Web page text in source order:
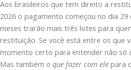
Aos brasileiros que tem direito a
2026 o pagamento começou no dia
meses trarão mais três lotes para
restituição. Se você está entre os que
momento certo para entender não só
Mas também o que fazer com ele para